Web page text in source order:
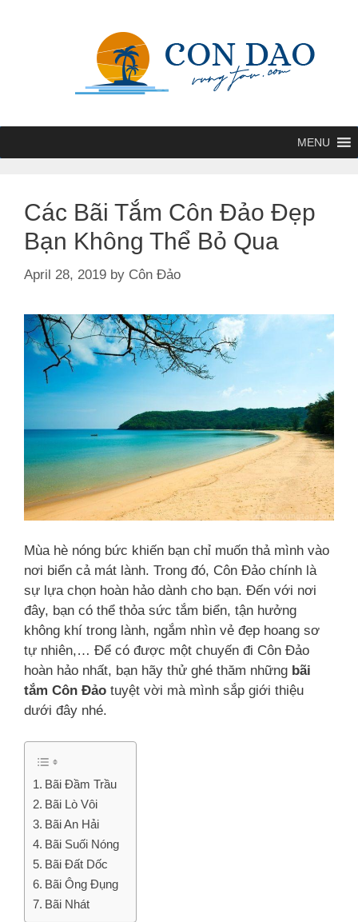
MENU
Các Bãi Tắm Côn Đảo Đẹp
Bạn Không Thể Bỏ Qua
April 28, 2019 by Côn Đảo
Mùa hè nóng bức khiến bạn chỉ muốn thả mình vào
nơi biển cả mát lành. Trong đó, Côn Đảo chính là
sự lựa chọn hoàn hảo dành cho bạn. Đến với nơi
đây, bạn có thể thỏa sức tắm biển, tận hưởng
không khí trong lành, ngắm nhìn vẻ đẹp hoang sơ
tự nhiên,… Để có được một chuyến đi Côn Đảo
hoàn hảo nhất, bạn hãy thử ghé thăm những bãi
tắm Côn Đảo tuyệt vời mà mình sắp giới thiệu
dưới đây nhé.
Bãi Đầm Trầu
Bãi Lò Vôi
Bãi An Hải
Bãi Suối Nóng
Bãi Đất Dốc
Bãi Ông Đụng
Bãi Nhát